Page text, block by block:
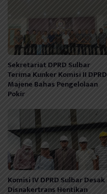
Sekretariat DPRD Sulbar
Terima Kunker Komisi II DPRD
Majene Bahas Pengelolaan
Pokir
Komisi IV DPRD Sulbar Desak
Disnakertrans Hentikan